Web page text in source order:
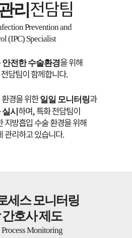
리 전담팀
Prevention and
(IPC) Specialist
안전한 수술환경을 위해
담팀이 함께합니다.
경을 위한일일 모니터링과
시 하며, 특화 전담팀이
지방흡입 수술 환경을 위해
관리하고 있습니다.
세스 모니터링
호사 제도
Monitoring